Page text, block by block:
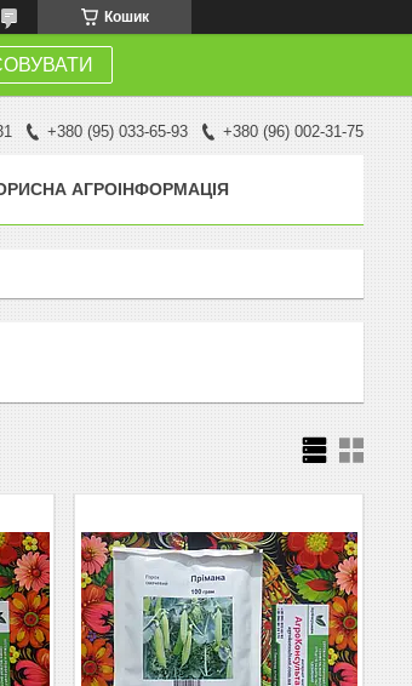
Кошик
+380 (95) 033-65-93 +380 (96) 002-31-75
АГРОІНФОРМАЦІЯ